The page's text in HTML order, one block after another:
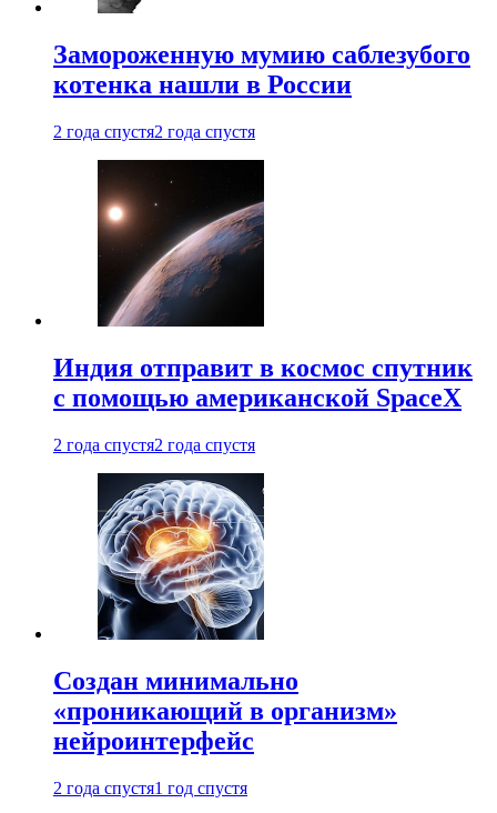
Замороженную мумию саблезубого
котенка нашли в России
2 года спустя2 года спустя
Индия отправит в космос спутник
с помощью американской SpaceX
2 года спустя2 года спустя
Создан минимально
«проникающий в организм»
нейроинтерфейс
2 года спустя1 год спустя